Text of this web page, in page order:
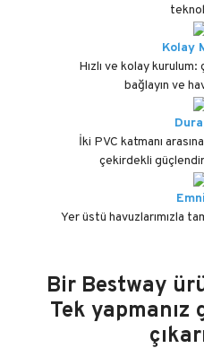
Kolay
Hızlı ve kolay
bağlayın ve
İki PVC katmanı
çekirdekli
Yer üstü havuzlarımızla
Bir Bestway
Tek yapmanız